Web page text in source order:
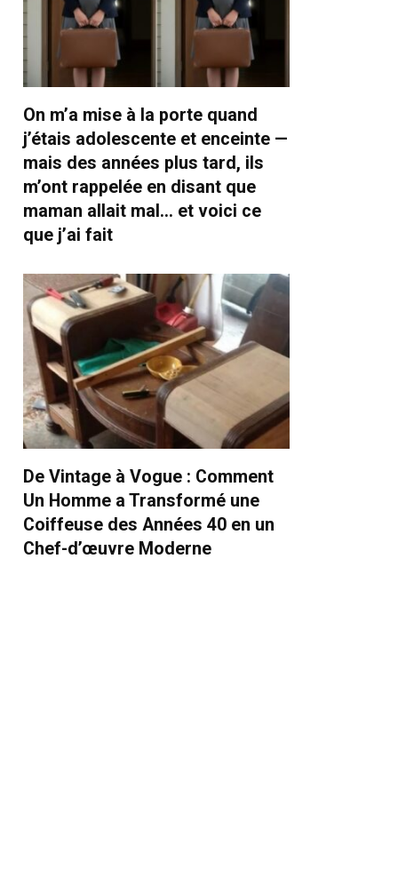
On m’a mise à la porte quand
j’étais adolescente et enceinte —
mais des années plus tard, ils
m’ont rappelée en disant que
maman allait mal… et voici ce
que j’ai fait
De Vintage à Vogue : Comment
Un Homme a Transformé une
Coiffeuse des Années 40 en un
Chef-d’œuvre Moderne